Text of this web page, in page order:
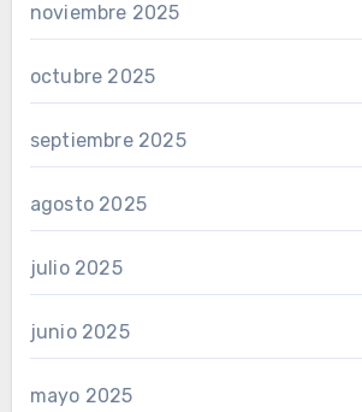
noviembre 2025
octubre 2025
septiembre 2025
agosto 2025
julio 2025
junio 2025
mayo 2025